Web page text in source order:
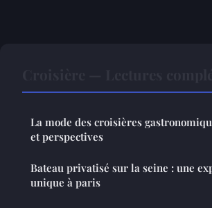
La mode des croisières
et perspectives
Bateau privatisé sur la seine : une
unique à paris